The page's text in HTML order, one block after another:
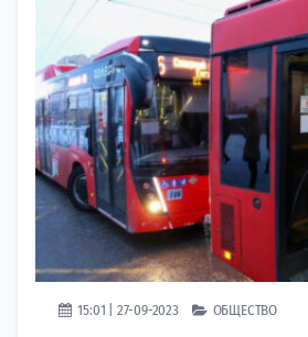
15:01 | 27-09-2023 ОБЩЕСТВО